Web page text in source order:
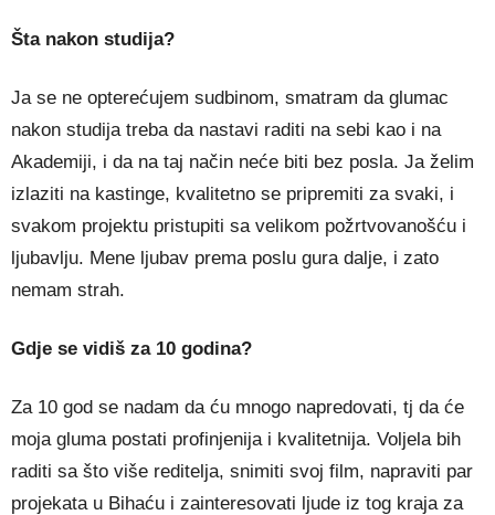
Šta nakon studija?
Ja se ne opterećujem sudbinom, smatram da glumac
nakon studija treba da nastavi raditi na sebi kao i na
Akademiji, i da na taj način neće biti bez posla. Ja želim
izlaziti na kastinge, kvalitetno se pripremiti za svaki, i
svakom projektu pristupiti sa velikom požrtvovanošću i
ljubavlju. Mene ljubav prema poslu gura dalje, i zato
nemam strah.
Gdje se vidiš za 10 godina?
Za 10 god se nadam da ću mnogo napredovati, tj da će
moja gluma postati profinjenija i kvalitetnija. Voljela bih
raditi sa što više reditelja, snimiti svoj film, napraviti par
projekata u Bihaću i zainteresovati ljude iz tog kraja za